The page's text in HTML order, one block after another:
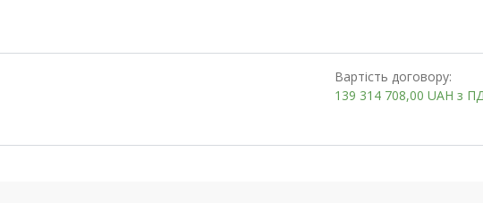
Вартість договору:
139 314 708,00 UAH з